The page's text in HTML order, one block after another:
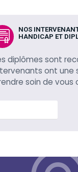
NOS
HANDICAP ET
diplômes sont
ont une
soin de vous